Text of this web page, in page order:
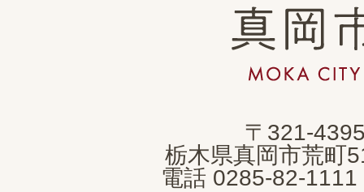
真
岡
市
CITY
〒321-
栃木県真岡市荒町
電話 0285-82-1111